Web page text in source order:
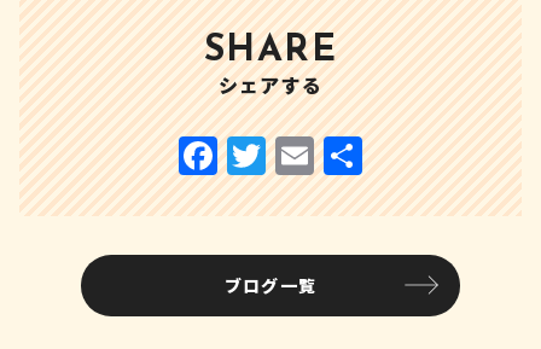
SHARE
シェアする
ブログ一覧